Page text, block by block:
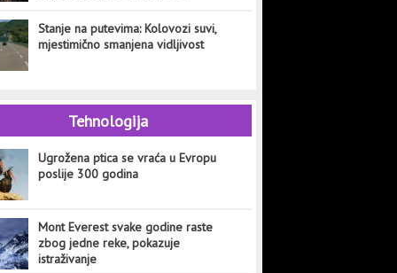
Stanje na putevima: Kolovozi suvi,
mjestimično smanjena vidljivost
Tehnologija
Ugrožena ptica se vraća u Evropu
poslije 300 godina
Mont Everest svake godine raste
zbog jedne reke, pokazuje
istraživanje